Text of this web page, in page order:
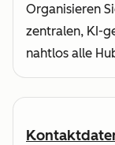
Organisieren
zentralen, KI-
nahtlos alle